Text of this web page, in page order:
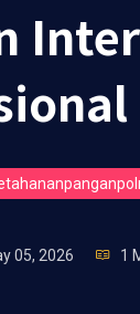
05, 2026 1